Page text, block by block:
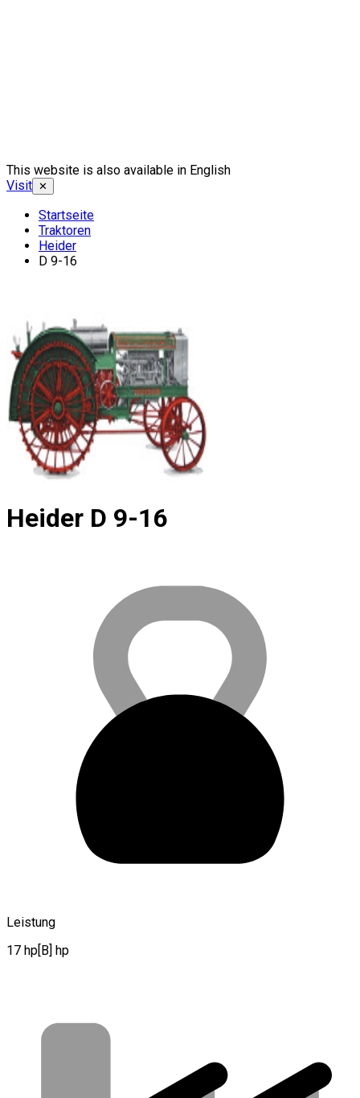
This website is also available in English
Visit ✕
Startseite
Traktoren
Heider
D 9-16
Heider D 9-16
Leistung
17 hp[B] hp